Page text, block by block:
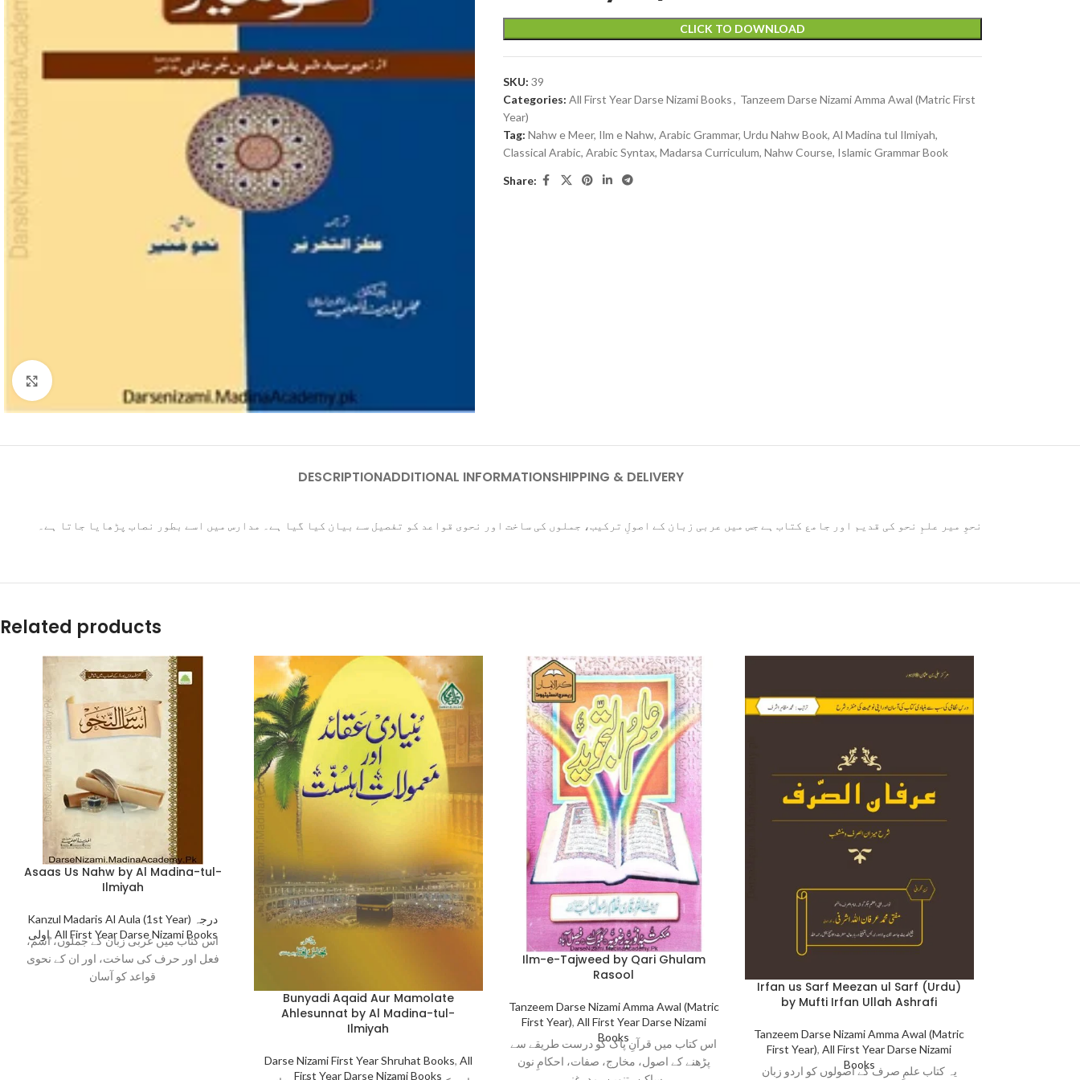
CLICK TO DOWNLOAD
SKU: 39
Categories: All First Year Darse Nizami Books, Tanzeem Darse Nizami Amma Awal (Matric First
Year)
Tag: Nahw e Meer, Ilm e Nahw, Arabic Grammar, Urdu Nahw Book, Al Madina tul Ilmiyah,
Classical Arabic, Arabic Syntax, Madarsa Curriculum, Nahw Course, Islamic Grammar Book
Share:
DESCRIPTIONADDITIONAL INFORMATIONSHIPPING & DELIVERY
نحوِ میر علمِ نحو کی قدیم اور جامع کتاب ہے جس میں عربی زبان کے اصولِ ترکیب، جملوں کی ساخت اور نحوی قواعد کو تفصیل سے بیان کیا گیا ہے۔ مدارس میں اسے بطور نصاب پڑھایا جاتا ہے۔
Related products
Asaas Us Nahw by Al Madina-tul-
Ilmiyah
Kanzul Madaris Al Aula (1st Year) درجہ
اولی, All First Year Darse Nizami Books
اس کتاب میں عربی زبان کے جملوں، اسم،
فعل اور حرف کی ساخت، اور ان کے نحوی
قواعد کو آسان
Bunyadi Aqaid Aur Mamolate
Ahlesunnat by Al Madina-tul-
Ilmiyah
Darse Nizami First Year Shruhat Books, All
First Year Darse Nizami Books
Ilm-e-Tajweed by Qari Ghulam
Rasool
Tanzeem Darse Nizami Amma Awal (Matric
First Year), All First Year Darse Nizami
Books
اس کتاب میں قرآنِ پاک کو درست طریقے سے
پڑھنے کے اصول، مخارج، صفات، احکامِ نون
Irfan us Sarf Meezan ul Sarf (Urdu)
by Mufti Irfan Ullah Ashrafi
Tanzeem Darse Nizami Amma Awal (Matric
First Year),All First Year Darse Nizami
Books
یہ کتاب علمِ صرف کے اصولوں کو اردو زبان